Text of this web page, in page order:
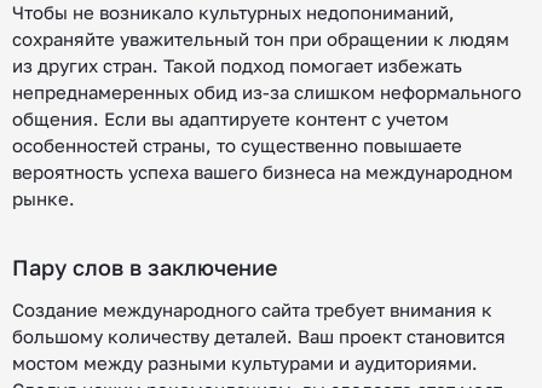
Чтобы не возникало культурных недопониманий,
сохраняйте уважительный тон при обращении к людям
из других стран. Такой подход помогает избежать
непреднамеренных обид из-за слишком неформального
общения. Если вы адаптируете контент с учетом
особенностей страны, то существенно повышаете
вероятность успеха вашего бизнеса на международном
рынке.
Пару слов в заключение
Создание международного сайта требует внимания к
большому количеству деталей. Ваш проект становится
мостом между разными культурами и аудиториями.